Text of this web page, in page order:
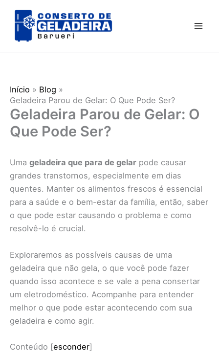
para
Início
Blog
Geladeira Parou de Gelar: O Que Pode Ser?
Geladeira Parou de Gelar: O
Que Pode Ser?
Uma geladeira que para de gelar pode causar
grandes transtornos, especialmente em dias
quentes. Manter os alimentos frescos é essencial
para a saúde e o bem-estar da família, então, saber
o que pode estar causando o problema e como
resolvê-lo é crucial.
Exploraremos as possíveis causas de uma
geladeira que não gela, o que você pode fazer
quando isso acontece e se vale a pena consertar
um eletrodoméstico. Acompanhe para entender
melhor o que pode estar acontecendo com sua
geladeira e como agir.
Conteúdo [esconder]